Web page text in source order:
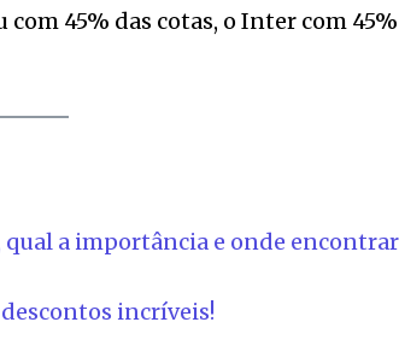
45% das cotas, o Inter com 45%
a importância e onde encontrar
incríveis!